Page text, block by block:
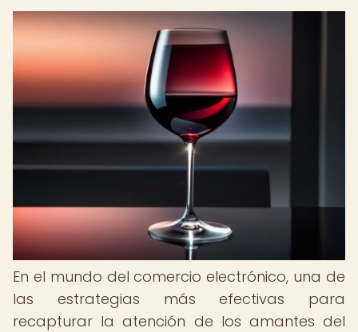
En el mundo del comercio electrónico, una de
las estrategias más efectivas para
recapturar la atención de los amantes del